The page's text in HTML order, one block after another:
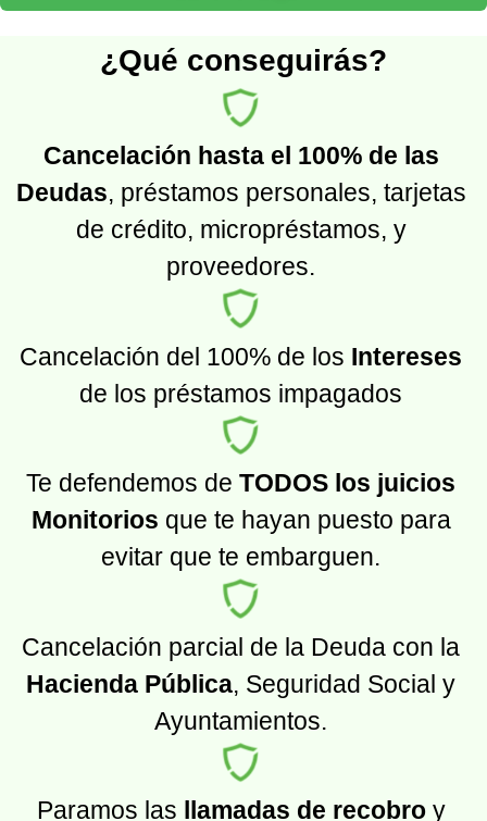
¿Qué conseguirás?
Cancelación hasta el 100% de las
Deudas, préstamos personales, tarjetas
de crédito, micropréstamos, y
proveedores.
Cancelación del 100% de los Intereses
de los préstamos impagados
Te defendemos deTODOS los juicios
Monitorios que te hayan puesto para
evitar que te embarguen.
Cancelación parcial de la Deuda con la
Hacienda Pública, Seguridad Social y
Ayuntamientos.
Paramos las llamadas de recobroy